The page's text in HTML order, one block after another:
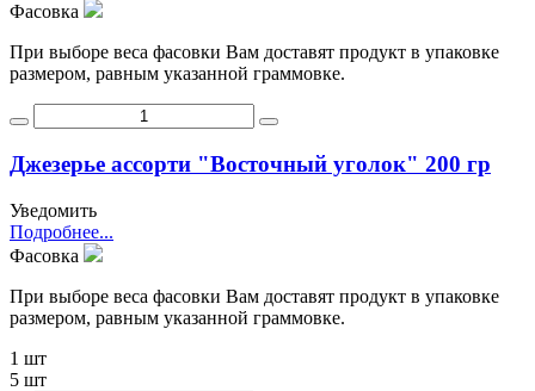
Фасовка
При выборе веса фасовки Вам доставят продукт в упаковке
размером, равным указанной граммовке.
Джезерье ассорти "Восточный уголок" 200 гр
Уведомить
Подробнее...
Фасовка
При выборе веса фасовки Вам доставят продукт в упаковке
размером, равным указанной граммовке.
1 шт
5 шт